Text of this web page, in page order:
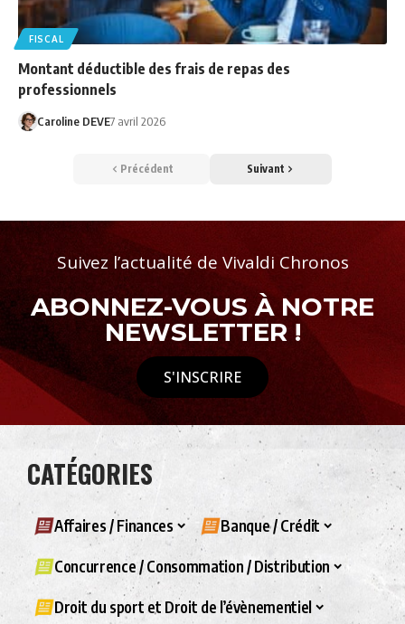
FISCAL
Montant déductible des frais de repas des
professionnels
Caroline DEVE7 avril 2026
Précédent Suivant
Suivez l’actualité de Vivaldi Chronos
ABONNEZ-VOUS À NOTRE
NEWSLETTER !
S'INSCRIRE
CATÉGORIES
Affaires / Finances Banque / Crédit
Concurrence / Consommation / Distribution
Droit du sport et Droit de l’évènementiel